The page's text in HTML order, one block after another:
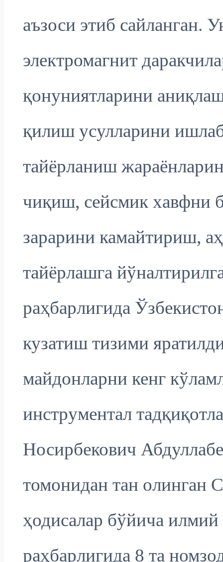
аъзоси этиб сайланган.
электромагнит
қонуниятларини
қилиш усулларини
тайёрланиш
чиқиш, сейсмик хавфни
зарарини камайтириш,
тайёрлашга
раҳбарлигида
кузатиш тизими
майдонларни кенг
инструментал
Носирбекович
томонидан тан олинган
ҳодисалар бўйича
раҳбарлигида 8 та